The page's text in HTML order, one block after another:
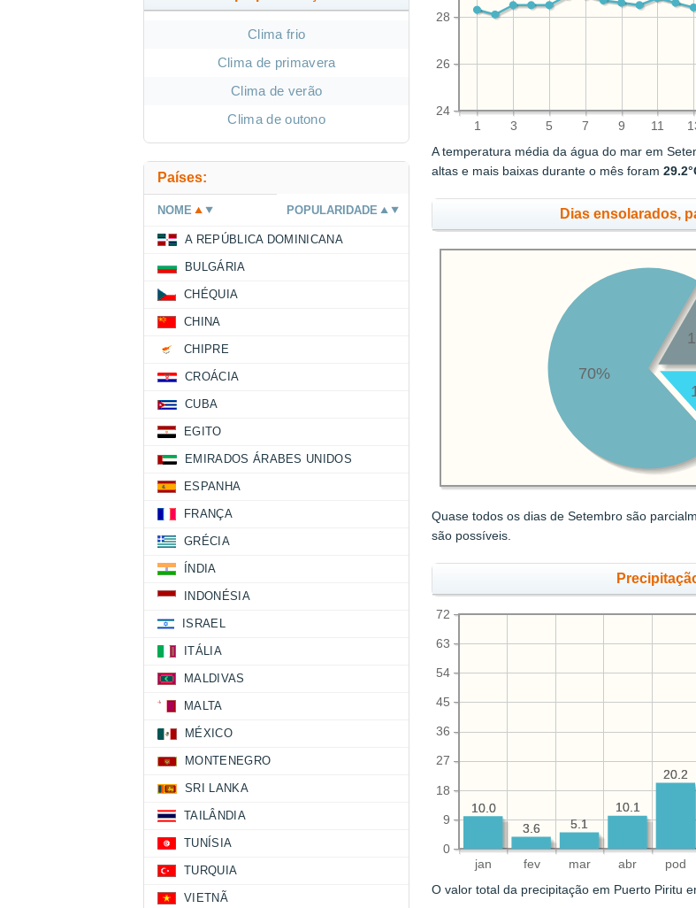
1 3 5 7 9 11
24
26
28
A temperatura média da água do mar em
altas e mais baixas durante o mês foram
Dias ensolarados,
70%
Quase todos os dias de Setembro são
são possíveis.
jan fev mar abr pod
0
9
18
27
36
45
54
63
72
20.2
10.1
5.1
3.6
10.0
20.2
10.1
5.1
3.6
10.0
O valor total da precipitação em Puerto Piritu
Clima frio
Clima de primavera
Clima de verão
Clima de outono
Países:
NOME POPULARIDADE
A REPÚBLICA DOMINICANA
BULGÁRIA
CHÉQUIA
CHINA
CHIPRE
CROÁCIA
CUBA
EGITO
EMIRADOS ÁRABES UNIDOS
ESPANHA
FRANÇA
GRÉCIA
ÍNDIA
INDONÉSIA
ISRAEL
ITÁLIA
MALDIVAS
MALTA
MÉXICO
MONTENEGRO
SRI LANKA
TAILÂNDIA
TUNÍSIA
TURQUIA
VIETNÃ